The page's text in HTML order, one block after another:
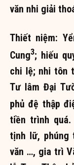
văn nhi giải
Thiết niệm:
Cung3; hiếu
chi lệ; nhi tôn
Tư lâm Đại
phủ đệ thập
tiền trình
tịnh lữ, phúng
văn …, gia trì